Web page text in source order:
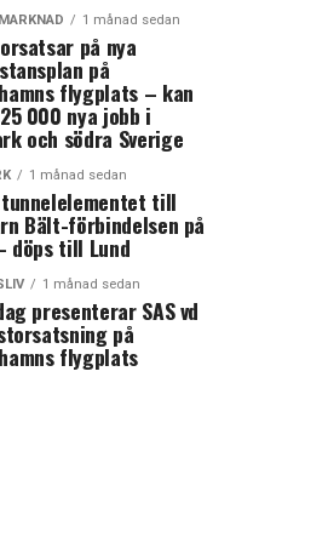
1 månad sedan
på nya
på
flygplats – kan
000 nya jobb i
och södra Sverige
1 månad sedan
till
Bält-förbindelsen på
döps till Lund
1 månad sedan
presenterar SAS vd
på
flygplats